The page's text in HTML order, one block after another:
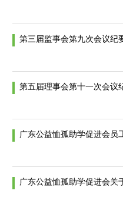
第三届监事会第九次会议
第五届理事会第十一次会
广东公益恤孤助学促进会
广东公益恤孤助学促进会